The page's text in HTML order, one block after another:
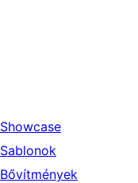
Showcase
Sablonok
Bővítmények